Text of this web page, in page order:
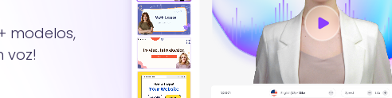
modelos,
voz!